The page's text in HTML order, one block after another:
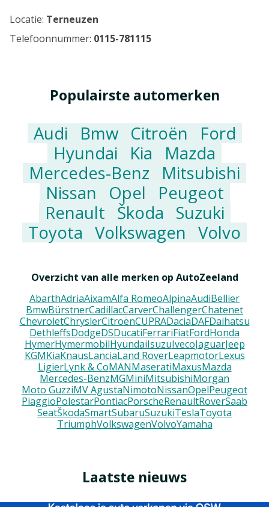
Locatie: Terneuzen
Telefoonnummer: 0115-781115
Populairste automerken
Audi Bmw Citroën
Ford
Hyundai
Kia
Mazda
Mercedes-Benz
Mitsubishi
Nissan
Opel
Peugeot
Renault Škoda
Suzuki
Toyota Volkswagen Volvo
Overzicht van alle merken op AutoZeeland
AbarthAdriaAixamAlfa RomeoAlpinaAudiBellier
BmwBürstnerCadillacCarverChallengerChatenet
ChevroletChryslerCitroënCUPRADaciaDAFDaihatsu
DethleffsDodgeDSDucatiFerrariFiatFordHonda
HymerHymermobilHyundaiIsuzuIvecoJaguarJeep
KGMKiaKnausLanciaLand RoverLeapmotorLexus
LigierLynk & CoMANMaseratiMaxusMazda
Mercedes-BenzMGMiniMitsubishiMorgan
Moto GuzziMV AgustaNimotoNissanOpelPeugeot
PiaggioPolestarPontiacPorscheRenaultRoverSaab
SeatŠkodaSmartSubaruSuzukiTeslaToyota
TriumphVolkswagenVolvoYamaha
Laatste nieuws